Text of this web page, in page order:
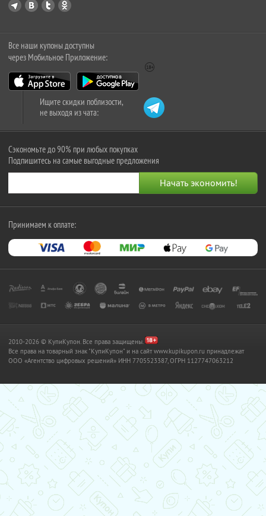
Все наши купоны доступны
через Мобильное Приложение:
Ищите скидки поблизости,
не выходя из чата:
Сэкономьте до 90% при любых покупках
Подпишитесь на самые выгодные предложения
Принимаем к оплате:
2010-2026 © КупиКупон. Все права защищены.
Все права на товарный знак "КупиКупон" и на сайт www.kupikupon.ru принадлежат
OOO «Агентство цифровых решений» ИНН 7705523387, ОГРН 1127747063212